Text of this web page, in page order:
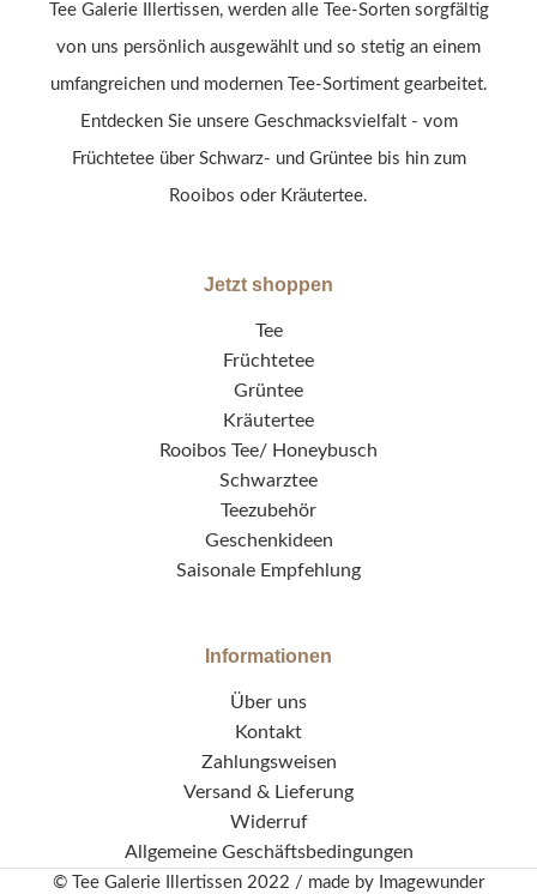
Tee Galerie Illertissen, werden alle Tee-Sorten sorgfältig
von uns persönlich ausgewählt und so stetig an einem
umfangreichen und modernen Tee-Sortiment gearbeitet.
Entdecken Sie unsere Geschmacksvielfalt - vom
Früchtetee über Schwarz- und Grüntee bis hin zum
Rooibos oder Kräutertee.
Jetzt shoppen
Tee
Früchtetee
Grüntee
Kräutertee
Rooibos Tee/ Honeybusch
Schwarztee
Teezubehör
Geschenkideen
Saisonale Empfehlung
Informationen
Über uns
Kontakt
Zahlungsweisen
Versand & Lieferung
Widerruf
Allgemeine Geschäftsbedingungen
© Tee Galerie Illertissen 2022 / made by Imagewunder